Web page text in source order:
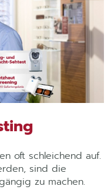
oft schleichend auf.
sind die
zu machen.